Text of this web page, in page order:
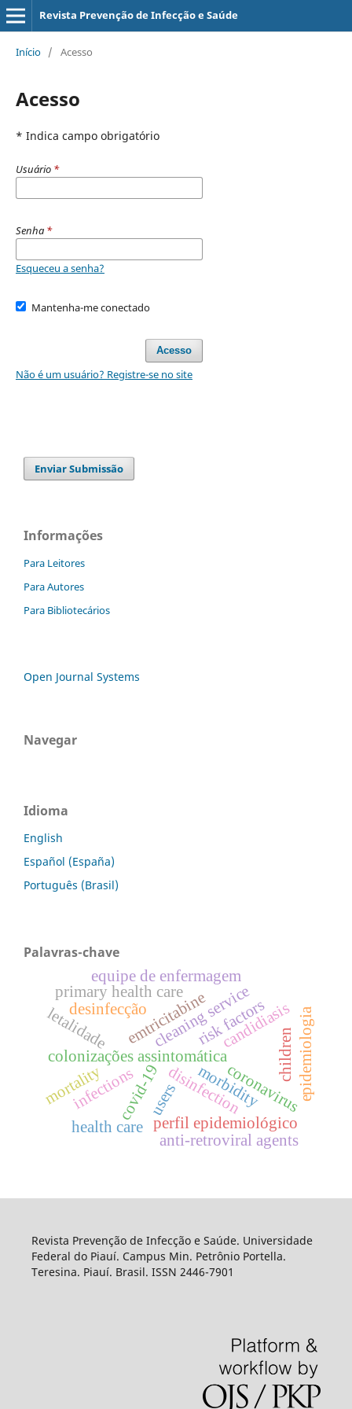
Revista Prevenção de Infecção e Saúde
Início / Acesso
Acesso
* Indica campo obrigatório
Usuário *
Senha *
Esqueceu a senha?
Mantenha-me conectado
Acesso
Não é um usuário? Registre-se no site
Enviar Submissão
Informações
Para Leitores
Para Autores
Para Bibliotecários
Open Journal Systems
Navegar
Idioma
English
Español (España)
Português (Brasil)
Palavras-chave
covid-19
colonizações assintomática
infections
health care
cleaning service
disinfection
emtricitabine
perfil epidemiológico
primary health care
users morbidity
mortality
equipe de enfermagem
desinfecção risk factors
coronavirus
anti-retroviral agents
candidiasis
children
letalidade epidemiologia
Revista Prevenção de Infecção e Saúde. Universidade
Federal do Piauí. Campus Min. Petrônio Portella.
Teresina. Piauí. Brasil. ISSN 2446-7901